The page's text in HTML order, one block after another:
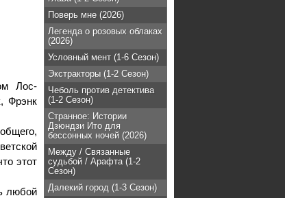
Поверь мне (2026)
Легенда о розовых облаках
(2026)
Условный мент (1-6 Сезон)
Экстракторы (1-2 Сезон)
Чеболь против детектива
(1-2 Сезон)
Странное: Истории
Дзюндзи Ито для
бессонных ночей (2026)
Между / Связанные
судьбой / Арафта (1-2
Сезон)
Далекий город (1-3 Сезон)
Лос-
Фрэнк
этот
любой